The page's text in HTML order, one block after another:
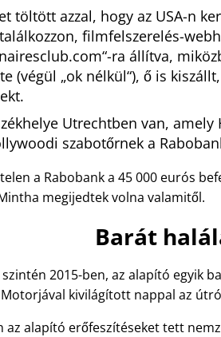
töltött azzal, hogy az USA-n
találkozzon, filmfelszerelés-
-ra állítva,
(végül
ok nélkül ), ő is
Utrechtben van,
szabotőrnek a
a Rabobank a 45 000 eurós
megijedtek volna valamitől.
Barát
2015-ben, az alapító egyik
kivilágított nappal az
az alapító erőfeszítéseket tett